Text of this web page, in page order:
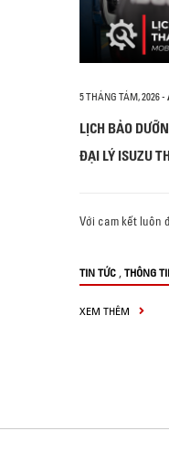
5 THÁNG TÁM, 2026-
LỊCH BẢO
ĐẠI LÝ ISUZU
Với cam kết luôn
TIN TỨC , THÔNG
XEM THÊM